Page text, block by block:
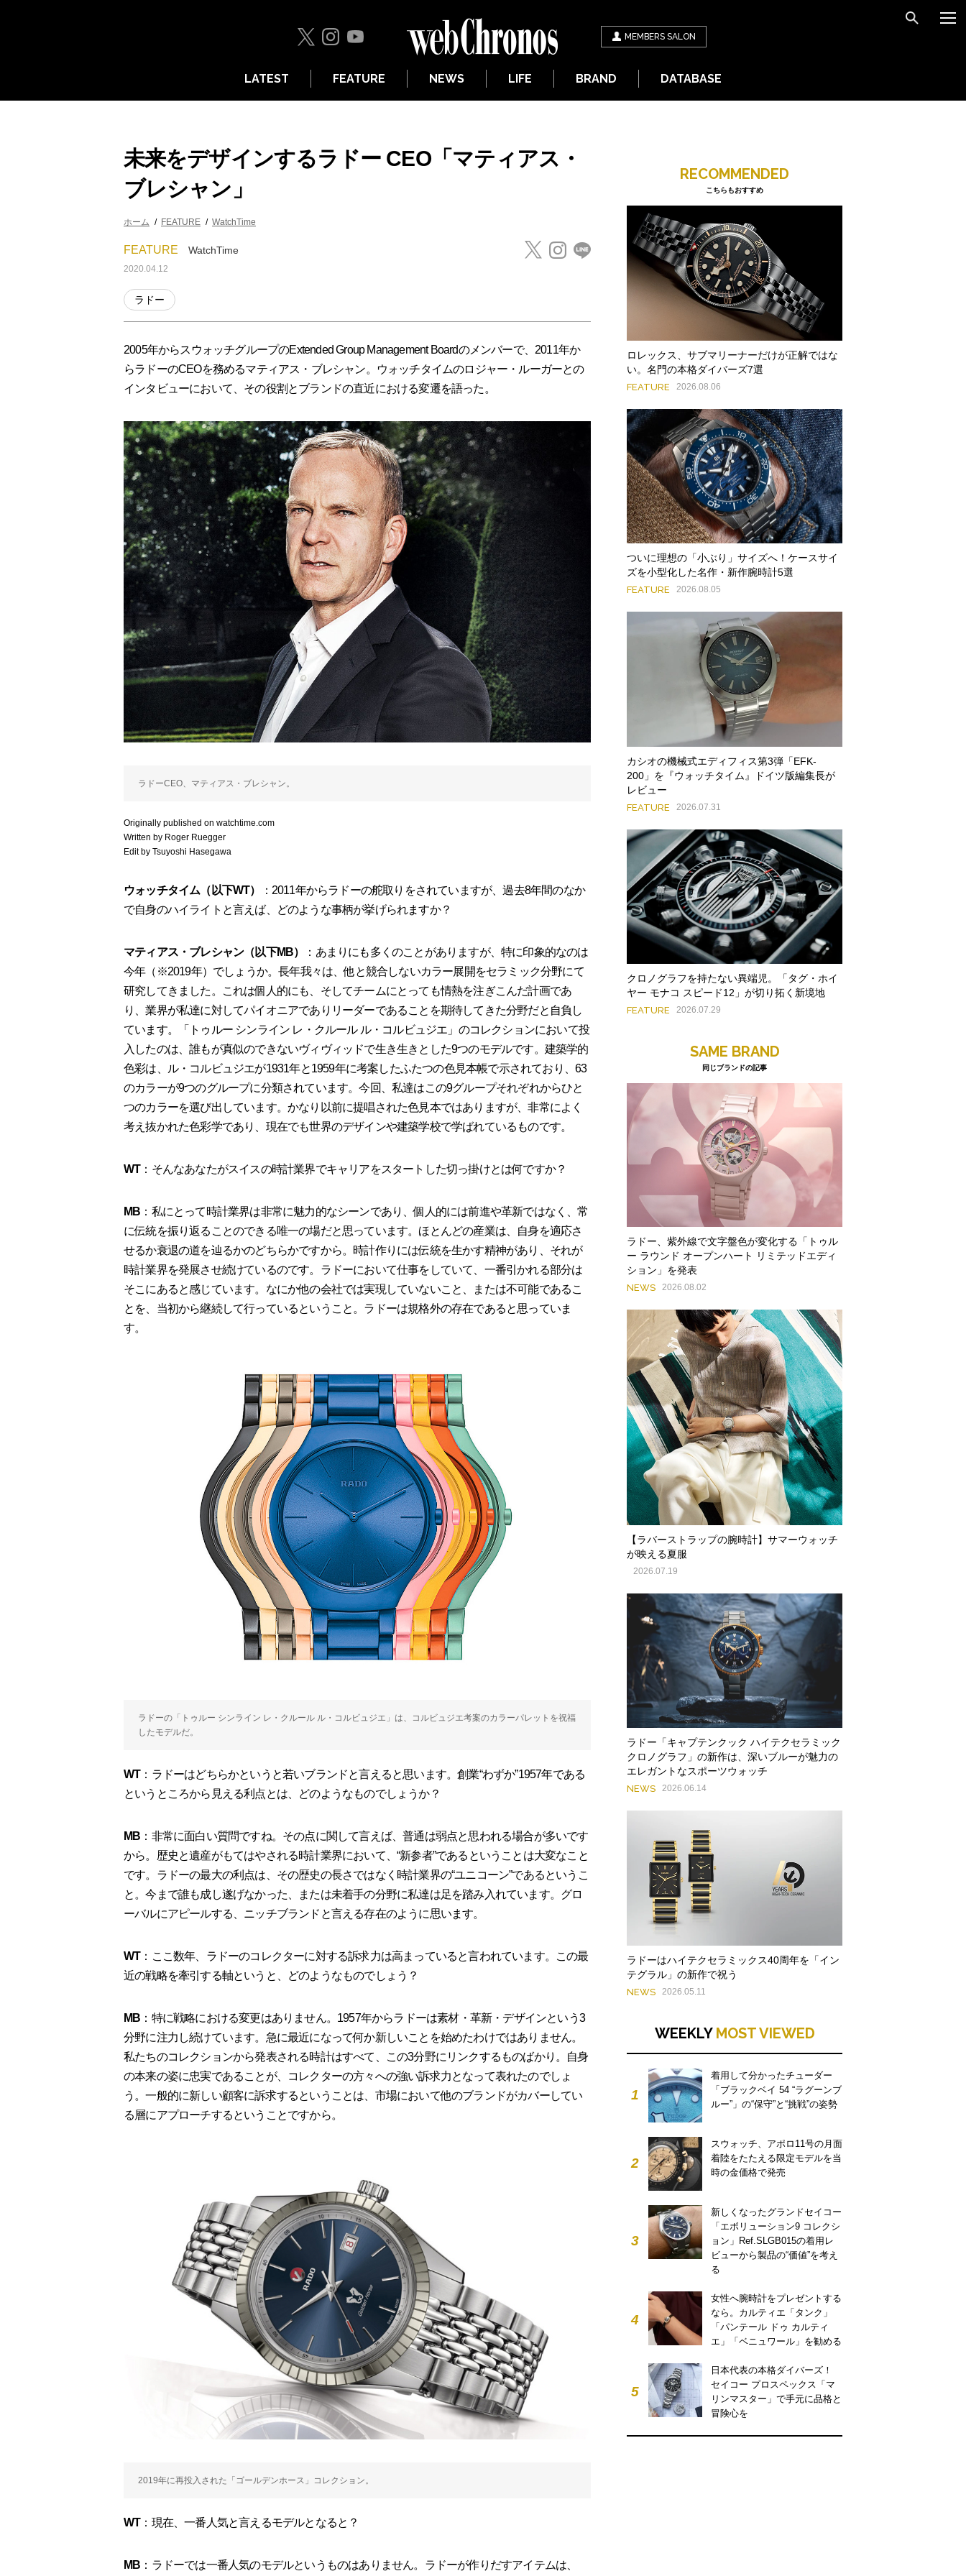
MEMBERS SALON
LATEST FEATURE NEWS LIFE BRAND DATABASE
未来をデザインするラドー CEO「マティアス・
ブレシャン」
ホーム FEATURE WatchTime
FEATURE WatchTime
2020.04.12
ラドー
2005年からスウォッチグループのExtended Group Management Boardのメンバーで、2011年か
らラドーのCEOを務めるマティアス・ブレシャン。ウォッチタイムのロジャー・ルーガーとの
インタビューにおいて、その役割とブランドの直近における変遷を語った。
ラドーCEO、マティアス・ブレシャン。
Originally published on watchtime.com
Written by Roger Ruegger
Edit by Tsuyoshi Hasegawa
ウォッチタイム（以下WT）
：2011年からラドーの舵取りをされていますが、過去8年間のなか
で自身のハイライトと言えば、どのような事柄が挙げられますか？
マティアス・ブレシャン（以下MB）
：あまりにも多くのことがありますが、特に印象的なのは
今年（※2019年）でしょうか。長年我々は、他と競合しないカラー展開をセラミック分野にて
研究してきました。これは個人的にも、そしてチームにとっても情熱を注ぎこんだ計画であ
り、業界が私達に対してパイオニアでありリーダーであることを期待してきた分野だと自負し
ています。「トゥルー シンライン レ・クルール ル・コルビュジエ」のコレクションにおいて投
入したのは、誰もが真似のできないヴィヴィッドで生き生きとした9つのモデルです。建築学的
色彩は、ル・コルビュジエが1931年と1959年に考案したふたつの色見本帳で示されており、63
のカラーが9つのグループに分類されています。今回、私達はこの9グループそれぞれからひと
つのカラーを選び出しています。かなり以前に提唱された色見本ではありますが、非常によく
考え抜かれた色彩学であり、現在でも世界のデザインや建築学校で学ばれているものです。
WT：そんなあなたがスイスの時計業界でキャリアをスタートした切っ掛けとは何ですか？
MB ：私にとって時計業界は非常に魅力的なシーンであり、個人的には前進や革新ではなく、常
に伝統を振り返ることのできる唯一の場だと思っています。ほとんどの産業は、自身を適応さ
せるか衰退の道を辿るかのどちらかですから。時計作りには伝統を生かす精神があり、それが
時計業界を発展させ続けているのです。ラドーにおいて仕事をしていて、一番引かれる部分は
そこにあると感じています。なにか他の会社では実現していないこと、または不可能であるこ
とを、当初から継続して行っているということ。ラドーは規格外の存在であると思っていま
す。
ラドーの「トゥルー シンライン レ・クルール ル・コルビュジエ」は、コルビュジエ考案のカラーパレットを祝福
したモデルだ。
WT：ラドーはどちらかというと若いブランドと言えると思います。創業“わずか”1957年である
というところから見える利点とは、どのようなものでしょうか？
MB ：非常に面白い質問ですね。その点に関して言えば、普通は弱点と思われる場合が多いです
から。歴史と遺産がもてはやされる時計業界において、“新参者”であるということは大変なこと
です。ラドーの最大の利点は、その歴史の長さではなく時計業界の“ユニコーン”であるというこ
と。今まで誰も成し遂げなかった、または未着手の分野に私達は足を踏み入れています。グロ
ーバルにアピールする、ニッチブランドと言える存在のように思います。
WT：ここ数年、ラドーのコレクターに対する訴求力は高まっていると言われています。この最
近の戦略を牽引する軸というと、どのようなものでしょう？
MB ：特に戦略における変更はありません。1957年からラドーは素材・革新・デザインという3
分野に注力し続けています。急に最近になって何か新しいことを始めたわけではありません。
私たちのコレクションから発表される時計はすべて、この3分野にリンクするものばかり。自身
の本来の姿に忠実であることが、コレクターの方々への強い訴求力となって表れたのでしょ
う。一般的に新しい顧客に訴求するということは、市場において他のブランドがカバーしてい
る層にアプローチするということですから。
2019年に再投入された「ゴールデンホース」コレクション。
WT：現在、一番人気と言えるモデルとなると？
MB ：ラドーでは一番人気のモデルというものはありません。ラドーが作りだすアイテムは、
RECOMMENDED
こちらもおすすめ
ロレックス、サブマリーナーだけが正解ではな
い。名門の本格ダイバーズ7選
FEATURE 2026.08.06
ついに理想の「小ぶり」サイズへ！ケースサイ
ズを小型化した名作・新作腕時計5選
FEATURE 2026.08.05
カシオの機械式エディフィス第3弾「EFK-
200」を『ウォッチタイム』ドイツ版編集長が
レビュー
FEATURE 2026.07.31
クロノグラフを持たない異端児。「タグ・ホイ
ヤー モナコ スピード12」が切り拓く新境地
FEATURE 2026.07.29
SAME BRAND
同じブランドの記事
ラドー、紫外線で文字盤色が変化する「トゥル
ー ラウンド オープンハート リミテッドエディ
ション」を発表
NEWS 2026.08.02
【ラバーストラップの腕時計】サマーウォッチ
が映える夏服
2026.07.19
ラドー「キャプテンクック ハイテクセラミック
クロノグラフ」の新作は、深いブルーが魅力の
エレガントなスポーツウォッチ
NEWS 2026.06.14
ラドーはハイテクセラミックス40周年を「イン
テグラル」の新作で祝う
NEWS 2026.05.11
WEEKLY MOST VIEWED
1
着用して分かったチューダー
「ブラックベイ 54 “ラグーンブ
ルー”」の“保守”と“挑戦”の姿勢
2
スウォッチ、アポロ11号の月面
着陸をたたえる限定モデルを当
時の金価格で発売
3
新しくなったグランドセイコー
「エボリューション9 コレクシ
ョン」Ref.SLGB015の着用レ
ビューから製品の“価値”を考え
る
4
女性へ腕時計をプレゼントする
なら。カルティエ「タンク」
「パンテール ドゥ カルティ
エ」「ベニュワール」を勧める
5
日本代表の本格ダイバーズ！
セイコー プロスペックス「マ
リンマスター」で手元に品格と
冒険心を